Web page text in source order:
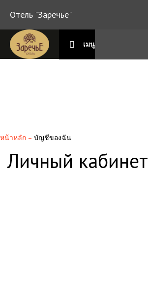
Отель "Заречье"
เมนู
หน้าหลัก – บัญชีของฉัน
Личный кабинет